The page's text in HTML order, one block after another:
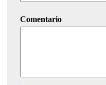
Comentario